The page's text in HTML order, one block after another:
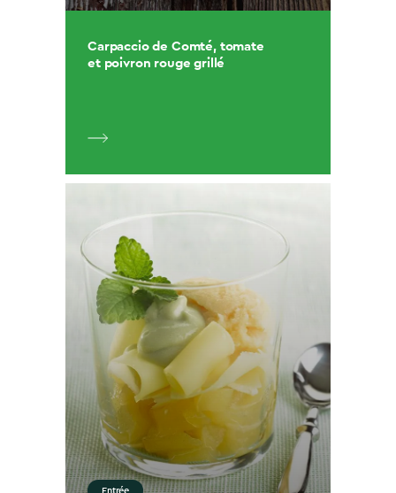
Carpaccio de Comté, tomate
et poivron rouge grillé
Entrée